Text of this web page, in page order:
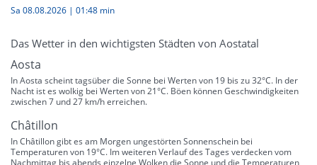
Sa 08.08.2026 | 01:48 min
Das Wetter in den wichtigsten Städten von Aostatal
Aosta
In Aosta scheint tagsüber die Sonne bei Werten von 19 bis zu 32°C. In der
Nacht ist es wolkig bei Werten von 21°C. Böen können Geschwindigkeiten
zwischen 7 und 27 km/h erreichen.
Châtillon
In Châtillon gibt es am Morgen ungestörten Sonnenschein bei
Temperaturen von 19°C. Im weiteren Verlauf des Tages verdecken vom